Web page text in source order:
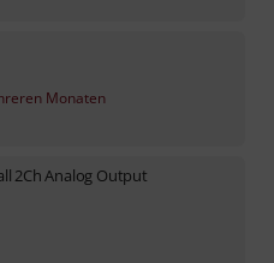
Monaten
2Ch Analog Output